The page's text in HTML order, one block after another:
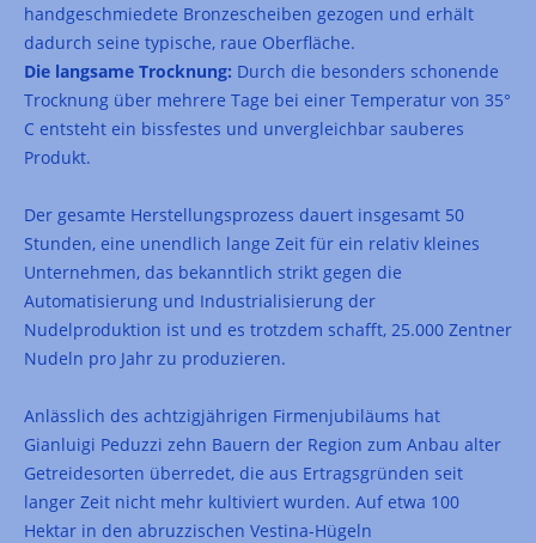
handgeschmiedete Bronzescheiben gezogen und erhält
dadurch seine typische, raue Oberfläche.
Die langsame Trocknung: Durch die besonders schonende
Trocknung über mehrere Tage bei einer Temperatur von 35°
C entsteht ein bissfestes und unvergleichbar sauberes
Produkt.
Der gesamte Herstellungsprozess dauert insgesamt 50
Stunden, eine unendlich lange Zeit für ein relativ kleines
Unternehmen, das bekanntlich strikt gegen die
Automatisierung und Industrialisierung der
Nudelproduktion ist und es trotzdem schafft, 25.000 Zentner
Nudeln pro Jahr zu produzieren.
Anlässlich des achtzigjährigen Firmenjubiläums hat
Gianluigi Peduzzi zehn Bauern der Region zum Anbau alter
Getreidesorten überredet, die aus Ertragsgründen seit
langer Zeit nicht mehr kultiviert wurden. Auf etwa 100
Hektar in den abruzzischen Vestina-Hügeln